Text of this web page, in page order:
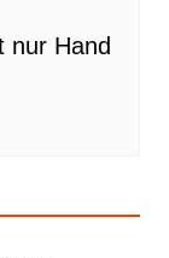
nur Hand